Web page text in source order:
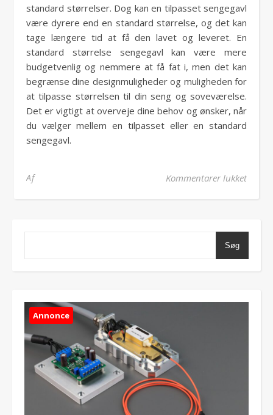
standard størrelser. Dog kan en tilpasset sengegavl
være dyrere end en standard størrelse, og det kan
tage længere tid at få den lavet og leveret. En
standard størrelse sengegavl kan være mere
budgetvenlig og nemmere at få fat i, men det kan
begrænse dine designmuligheder og muligheden for
at tilpasse størrelsen til din seng og soveværelse.
Det er vigtigt at overveje dine behov og ønsker, når
du vælger mellem en tilpasset eller en standard
sengegavl.
Af Kommentarer lukkettil
Søg
Annonce